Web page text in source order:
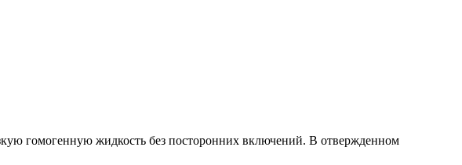
гомогенную жидкость без посторонних включений. В отвержденном